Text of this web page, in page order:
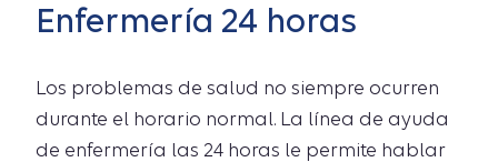
Enfermería 24 horas
Los problemas de salud no siempre ocurren
durante el horario normal. La línea de ayuda
de enfermería las 24 horas le permite hablar